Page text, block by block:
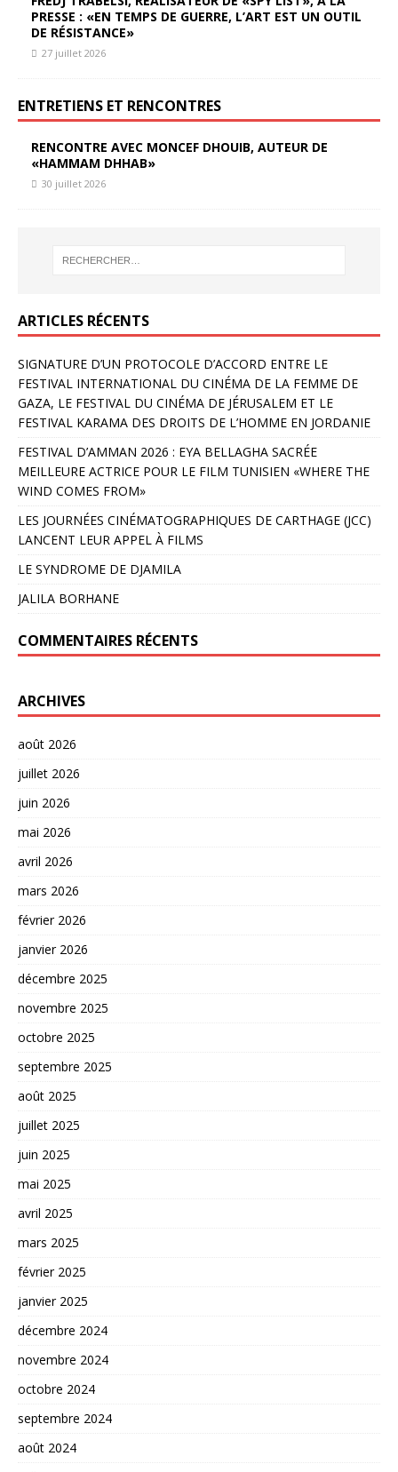
PRESSE : «EN TEMPS DE GUERRE, L’ART EST UN OUTIL
DE RÉSISTANCE»
27 juillet 2026
ENTRETIENS ET RENCONTRES
RENCONTRE AVEC MONCEF DHOUIB, AUTEUR DE
«HAMMAM DHHAB»
30 juillet 2026
ARTICLES RÉCENTS
SIGNATURE D’UN PROTOCOLE D’ACCORD ENTRE LE
FESTIVAL INTERNATIONAL DU CINÉMA DE LA FEMME DE
GAZA, LE FESTIVAL DU CINÉMA DE JÉRUSALEM ET LE
FESTIVAL KARAMA DES DROITS DE L’HOMME EN JORDANIE
FESTIVAL D’AMMAN 2026 : EYA BELLAGHA SACRÉE
MEILLEURE ACTRICE POUR LE FILM TUNISIEN «WHERE THE
WIND COMES FROM»
LES JOURNÉES CINÉMATOGRAPHIQUES DE CARTHAGE (JCC)
LANCENT LEUR APPEL À FILMS
LE SYNDROME DE DJAMILA
JALILA BORHANE
COMMENTAIRES RÉCENTS
ARCHIVES
août 2026
juillet 2026
juin 2026
mai 2026
avril 2026
mars 2026
février 2026
janvier 2026
décembre 2025
novembre 2025
octobre 2025
septembre 2025
août 2025
juillet 2025
juin 2025
mai 2025
avril 2025
mars 2025
février 2025
janvier 2025
décembre 2024
novembre 2024
octobre 2024
septembre 2024
août 2024